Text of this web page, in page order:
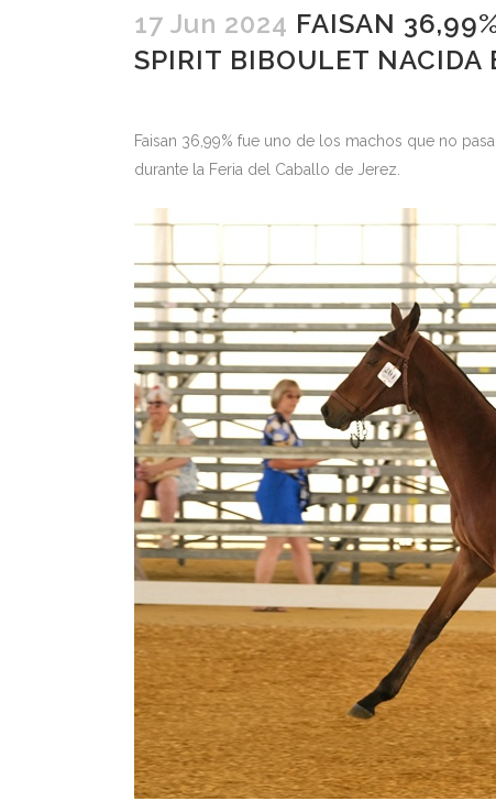
17 Jun 2024 FAISAN
SPIRIT BIBOULET NACIDA
Faisan 36,99% fue uno de los machos que no
durante la Feria del Caballo de Jerez.